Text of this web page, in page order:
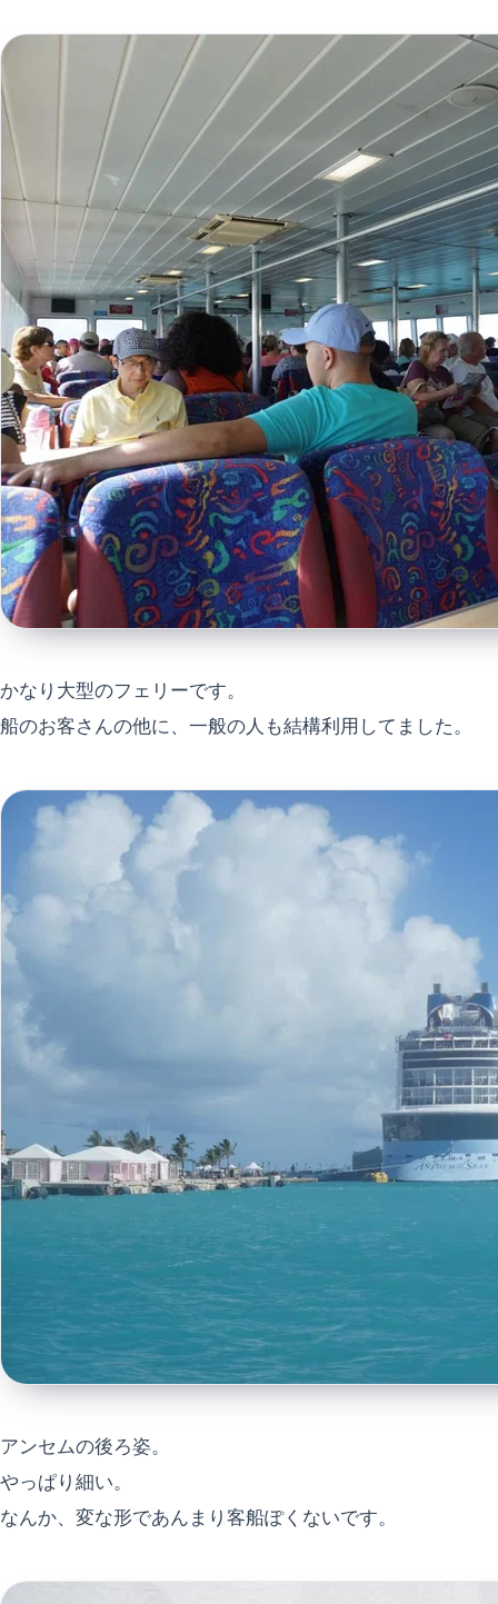
かなり大型のフェリーです。
船のお客さんの他に、一般の人も結構利用してました。
アンセムの後ろ姿。
やっぱり細い。
なんか、変な形であんまり客船ぽくないです。